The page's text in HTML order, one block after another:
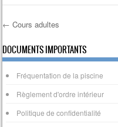
Post navigation
← Cours adultes
DOCUMENTS IMPORTANTS
Fréquentation de la piscine
Règlement d'ordre intérieur
Politique de confidentialité